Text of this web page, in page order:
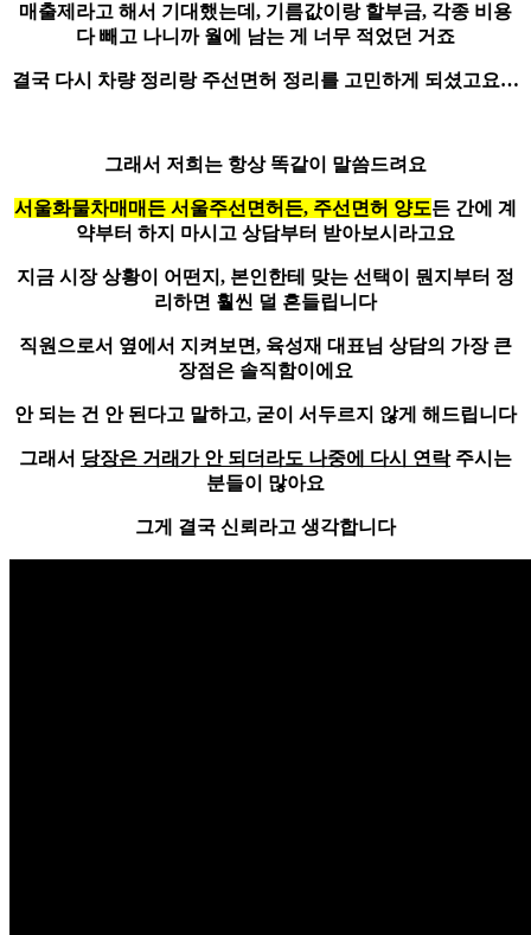
매출제라고 해서 기대했는데, 기름값이랑 할부금, 각종 비용
다 빼고 나니까 월에 남는 게 너무 적었던 거죠
결국 다시 차량 정리랑 주선면허 정리를 고민하게 되셨고요…
그래서 저희는 항상 똑같이 말씀드려요
서울화물차매매든 서울주선면허든, 주선면허 양도든 간에 계
약부터 하지 마시고 상담부터 받아보시라고요
지금 시장 상황이 어떤지, 본인한테 맞는 선택이 뭔지부터 정
리하면 훨씬 덜 흔들립니다
직원으로서 옆에서 지켜보면, 육성재 대표님 상담의 가장 큰
장점은 솔직함이에요
안 되는 건 안 된다고 말하고, 굳이 서두르지 않게 해드립니다
그래서 당장은 거래가 안 되더라도 나중에 다시 연락주시는
분들이 많아요
그게 결국 신뢰라고 생각합니다